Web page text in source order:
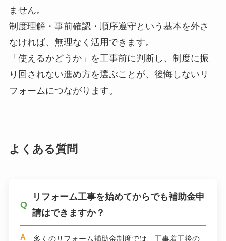
ません。
制度理解・事前確認・順序遵守という基本を外さ
なければ、無理なく活用できます。
「使えるかどうか」を工事前に判断し、制度に振
り回されない進め方を選ぶことが、後悔しないリ
フォームにつながります。
よくある質問
リフォーム工事を始めてからでも補助金申
請はできますか？
多くのリフォーム補助金制度では、工事着工後の